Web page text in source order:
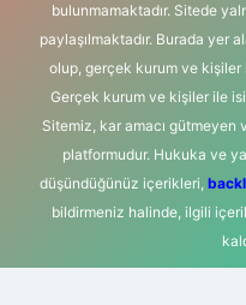
bulunmamaktadır. Sitede
paylaşılmaktadır. Burada yer
olup, gerçek kurum ve kişiler
Gerçek kurum ve kişiler ile
Sitemiz, kar amacı gütmeyen
platformudur. Hukuka ve
düşündüğünüz içerikleri,
bildirmeniz halinde, ilgili